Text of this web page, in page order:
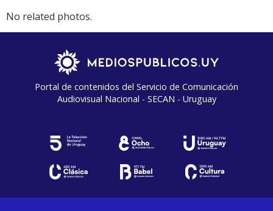
No related photos.
Portal de contenidos del Servicio de Comunicación
Audiovisual Nacional - SECAN - Uruguay